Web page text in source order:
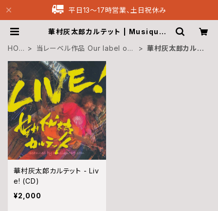
平日13〜17時営業、土日祝休み
華村灰太郎カルテット | Musique6
HOM
当レーベル作品 Our label ow
華村灰太郎カルテ
華村灰太郎カルテット - Liv
e! (CD)
¥2,000